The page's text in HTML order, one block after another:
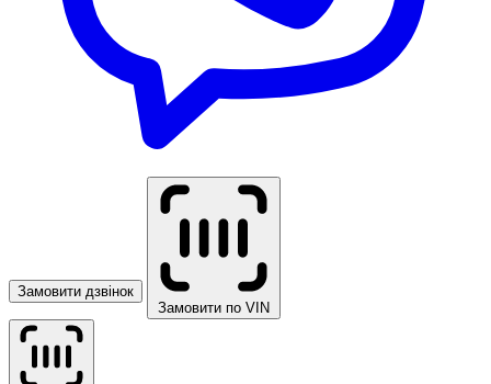
Замовити дзвінок
Замовити по VIN